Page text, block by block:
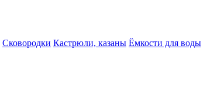
Сковородки Кастрюли, казаны Ёмкости для воды